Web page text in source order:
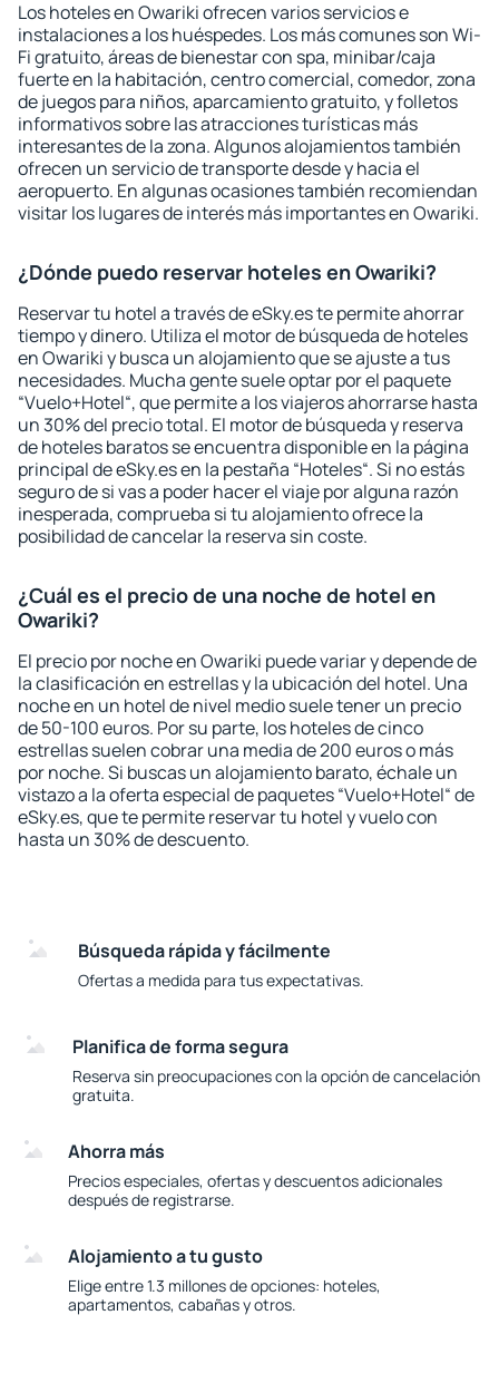
Los hoteles en Owariki ofrecen varios servicios e
instalaciones a los huéspedes. Los más comunes son Wi-
Fi gratuito, áreas de bienestar con spa, minibar/caja
fuerte en la habitación, centro comercial, comedor, zona
de juegos para niños, aparcamiento gratuito, y folletos
informativos sobre las atracciones turísticas más
interesantes de la zona. Algunos alojamientos también
ofrecen un servicio de transporte desde y hacia el
aeropuerto. En algunas ocasiones también recomiendan
visitar los lugares de interés más importantes en Owariki.
¿Dónde puedo reservar hoteles en Owariki?
Reservar tu hotel a través de eSky.es te permite ahorrar
tiempo y dinero. Utiliza el motor de búsqueda de hoteles
en Owariki y busca un alojamiento que se ajuste a tus
necesidades. Mucha gente suele optar por el paquete
“Vuelo+Hotel“, que permite a los viajeros ahorrarse hasta
un 30% del precio total. El motor de búsqueda y reserva
de hoteles baratos se encuentra disponible en la página
principal de eSky.es en la pestaña “Hoteles“. Si no estás
seguro de si vas a poder hacer el viaje por alguna razón
inesperada, comprueba si tu alojamiento ofrece la
posibilidad de cancelar la reserva sin coste.
¿Cuál es el precio de una noche de hotel en
Owariki?
El precio por noche en Owariki puede variar y depende de
la clasificación en estrellas y la ubicación del hotel. Una
noche en un hotel de nivel medio suele tener un precio
de 50-100 euros. Por su parte, los hoteles de cinco
estrellas suelen cobrar una media de 200 euros o más
por noche. Si buscas un alojamiento barato, échale un
vistazo a la oferta especial de paquetes “Vuelo+Hotel“ de
eSky.es, que te permite reservar tu hotel y vuelo con
hasta un 30% de descuento.
Búsqueda rápida y fácilmente
Ofertas a medida para tus expectativas.
Planifica de forma segura
Reserva sin preocupaciones con la opción de cancelación
gratuita.
Ahorra más
Precios especiales, ofertas y descuentos adicionales
después de registrarse.
Alojamiento a tu gusto
Elige entre 1.3 millones de opciones: hoteles,
apartamentos, cabañas y otros.